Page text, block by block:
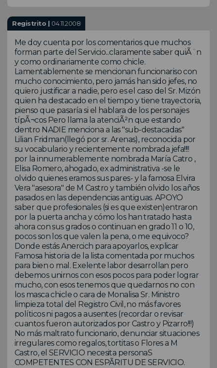
Registrito | 04.11.2008
Me doy cuenta por los comentarios que muchos
forman parte del Servicio...claramente saber quiÃ¨n
y como ordinariamente como chicle.
Lamentablemente se mencionan funcionariso con
mucho conocimiento, pero jamás han sido jefes, no
quiero justificar a nadie, pero es el caso del Sr. Mizón
quien ha destacado en el tiempo y tiene trayectoria,
pienso que pasaría si el hablara de los personajes
típÃ¬cos Pero llama la atenciÃ²n que estando
dentro NADIE menciona a las "sub-destacadas"
Lilian Fridman(llegó por sr. Arenas), reconocida por
su vocabulario y recientemente nombrada jefa!!!!
por la innumerablemente nombrada María Catro ,
Elisa Romero, ahogado, ex administrativa -se le
olvido quienes eramos sus pares- y la famosa Elvira
Vera "asesora" de M Castro y también olvido los años
pasados en las dependencias antiguas. APOYO
saber que profesionales (si es que existen)entraron
por la puerta ancha y cómo los han tratado hasta
ahora con sus grados o continuan en grado 11 o 10,
pocos son los que valen la pena, o me equivoco?
Donde estás Anercich para apoyarlos, explicar
Famosa historia de la lista comentada por muchos
para bien o mal. Exelente labor desarrollan pero
debemos unirnos con esos pocos para poder lograr
mucho, con esos tenemos que quedarnos no con
los masca chicle o cara de Monalisa Sr. Ministro
limpieza total del Registro Civil, no más favores
políticos ni pagos a ausentes (recordar o revisar
cuantos fueron autorizados por Castro y Pizarro!!!)
No más maltrato funcionario, denunciar situaciones
irregulares como regalos, tortitas o Flores a M
Castro, el SERVICIO necesita personaS
COMPETENTES CON ESPÃRITU DE SERVICIO.